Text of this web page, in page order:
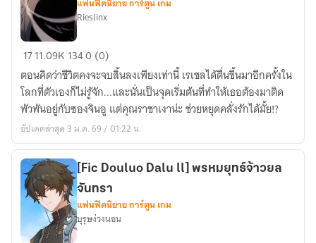
Solo
Leveling
|
JinwooXOC
]
Bound
heart
Rieslinx
1711.09K 1340 (0)
ตอนคิดว่าชีวิตคงจะจบสิ้นลงเพียงเท่านี้ เรเชลได้ตื่นขึ้นมาอีกครั้งใน
โลกที่ตัวเองก็ไม่รู้จัก...และนั่นเป็นจุดเริ่มต้นที่ทำให้เธอต้องมาติด
พัวพันอยู่กับซองจินอู แต่คุณราชาเงาน่ะ ช่วยหยุดคลั่งรักได้มั้ย!?
อัปเดตล่าสุด 3 ม.ค. 69 / 01:22 น.
[Fic Douluo Dalu ll] พรหมยุทธ์จ้าวยล
จันทรา
แฟนฟิคนิยาย การ์ตูน เกม
บุรุษง่วงนอน